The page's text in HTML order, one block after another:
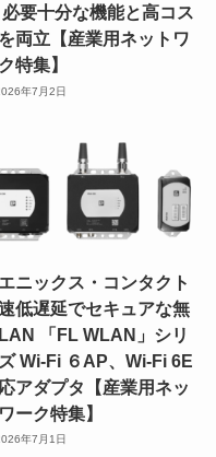
必要十分な機能と高コス
両立【産業用ネットワ
特集】
年7月2日
ニックス・コンタクト
低遅延でセキュアな無
「FL WLAN」シリ
Wi-Fi ６AP、Wi-Fi 6E
アダプタ【産業用ネッ
ーク特集】
年7月1日